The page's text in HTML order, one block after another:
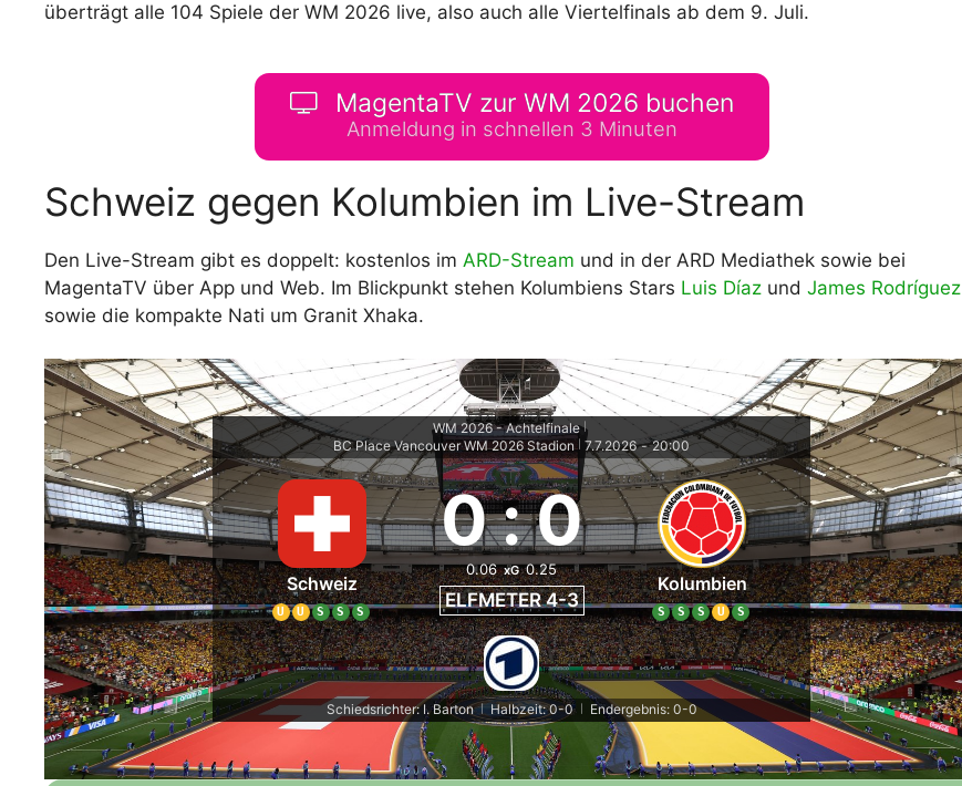
überträgt alle 104 Spiele der WM 2026 live, also auch alle Viertelfinals ab dem 9. Juli.
MagentaTV zur WM 2026 buchen
Anmeldung in schnellen 3 Minuten
Schweiz gegen Kolumbien im Live-Stream
Den Live-Stream gibt es doppelt: kostenlos im ARD-Stream und in der ARD Mediathek sowie bei
MagentaTV über App und Web. Im Blickpunkt stehen Kolumbiens Stars Luis Díaz und James Rodríguez
sowie die kompakte Nati um Granit Xhaka.
WM 2026 - Achtelfinale |
BC Place Vancouver WM 2026 Stadion 7.7.2026 - 20:00
Schweiz
U U S S S
0:0
0.06 xG 0.25
ELFMETER 4-3
Kolumbien
S S S U S
Schiedsrichter: I. Barton | Halbzeit: 0-0 Endergebnis: 0-0